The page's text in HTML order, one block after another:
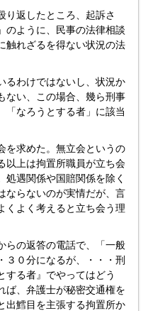
り返したところ、起訴さ
のように、民事の法律相談
触れざるを得ない状況の法
るわけではないし、状況か
ない、この場合、幾ら刑事
「なろうとする者」に該当
を求めた。無立会というの
以上は拘置所職員が立ち会
処遇関係や国賠関係を除く
ならないのが実情だが、言
くよく考えると立ち会う理
らの返答の電話で、「一般
３０分になるが、・・・刑
する者』でやってはどう
ば、弁護士が秘密交通権を
出鱈目を主張する拘置所か